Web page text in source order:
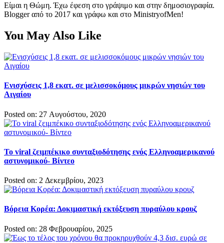
Είμαι η Θώμη. Έχω έφεση στο γράψιμο και στην δημοσιογραφία.
Blogger από το 2017 και γράφω και στο MinistryofMen!
You May Also Like
Ενισχύσεις 1,8 εκατ. σε μελισσοκόμους μικρών νησιών του
Αιγαίου
Posted on: 27 Αυγούστου, 2020
Το viral ζειμπέκικο συνταξιοδότησης ενός Ελληνοαμερικανού
αστυνομικού- Βίντεο
Posted on: 2 Δεκεμβρίου, 2023
Βόρεια Κορέα: Δοκιμαστική εκτόξευση πυραύλου κρουζ
Posted on: 28 Φεβρουαρίου, 2025